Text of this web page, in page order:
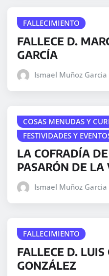
FALLECIMIENTO
FALLECE D.
GARCÍA
Ismael Muñoz Garcia
COSAS MENUDAS Y
FESTIVIDADES Y
LA COFRADÍA
PASARÓN DE LA
Ismael Muñoz Garcia
FALLECIMIENTO
FALLECE D. LUIS
GONZÁLEZ